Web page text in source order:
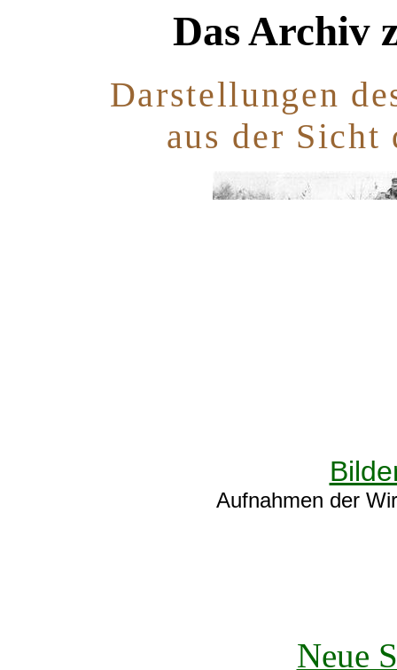
Das Archiv
Darstellungen
aus der Sicht
Aufnahmen der